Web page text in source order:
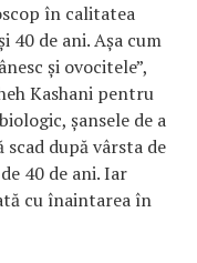
în calitatea
40 de ani. Așa cum
și ovocitele”,
Kashani pentru
șansele de a
după vârsta de
40 de ani. Iar
cu înaintarea în